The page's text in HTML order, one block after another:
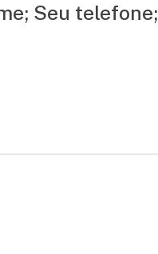
Seu telefone;